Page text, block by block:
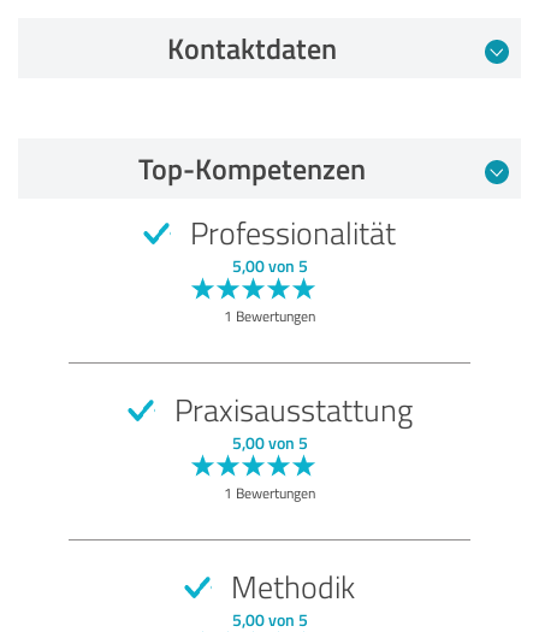
Kontaktdaten
Empfehlung
Top-Kompetenzen
Professionalität
5,00 von 5
1 Bewertungen
Praxisausstattung
5,00 von 5
1 Bewertungen
Methodik
5,00 von 5